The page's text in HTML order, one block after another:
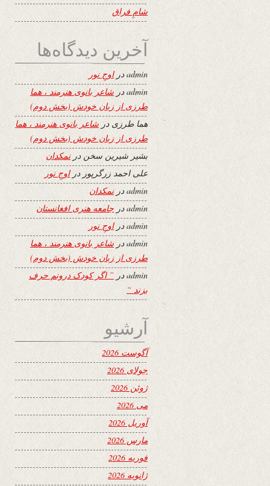
شامِ فراق
آخرین دیدگاه‌ها
adminدراوجِ نور
adminدر شاعر بانوی هنرمند ، هما
طرزی از زبان خودش (بخش دوم)
هما طرزی در شاعر بانوی هنرمند ، هما
طرزی از زبان خودش (بخش دوم)
بشیر شیرین سخن درنمکدان
علی احمد زرگرپور دراوجِ نور
adminدرنمکدان
adminدر جامعه هنری افغانستان
admin دراوجِ نور
adminدر شاعر بانوی هنرمند ، هما
طرزی از زبان خودش (بخش دوم)
adminدر ” اگر کودک درونم حرف
بزند “
آرشیو
آگوست 2026
جولای 2026
ژوئن 2026
می 2026
آوریل 2026
مارس 2026
فوریه 2026
ژانویه 2026